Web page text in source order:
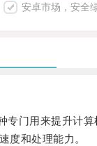
安卓市场，安全
门用来提升计算
度和处理能力。